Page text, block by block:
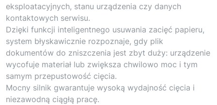
eksploatacyjnych, stanu urządzenia czy danych
kontaktowych serwisu.
Dzięki funkcji inteligentnego usuwania zacięć papieru,
system błyskawicznie rozpoznaje, gdy plik
dokumentów do zniszczenia jest zbyt duży: urządzenie
wycofuje materiał lub zwiększa chwilowo moc i tym
samym przepustowość cięcia.
Mocny silnik gwarantuje wysoką wydajność cięcia i
niezawodną ciągłą pracę.